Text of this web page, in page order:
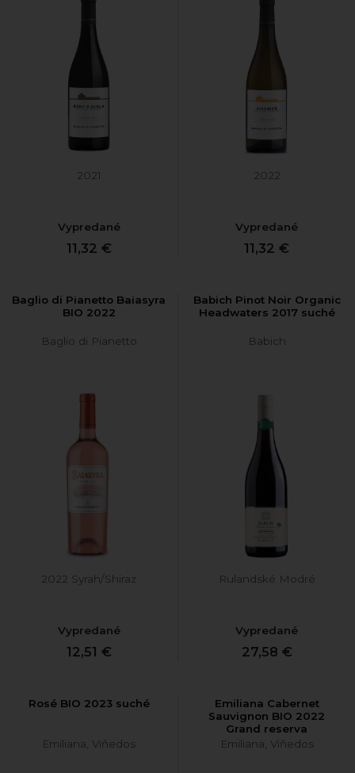
2021
Vypredané
11,32 €
2022
Vypredané
11,32 €
Baglio di Pianetto Baiasyra
BIO 2022
Baglio di Pianetto
2022 Syrah/Shiraz
Vypredané
12,51 €
Babich Pinot Noir Organic
Headwaters 2017 suché
Babich
Rulandské Modré
Vypredané
27,58 €
Rosé BIO 2023 suché
Emiliana, Viňedos
Emiliana Cabernet
Sauvignon BIO 2022
Grand reserva
Emiliana, Viňedos